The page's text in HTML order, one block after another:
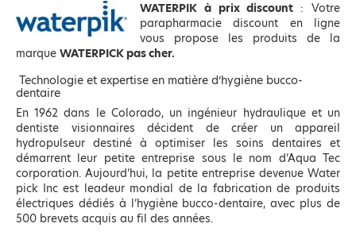
WATERPIK à prix discount : Votre
parapharmacie discount en ligne
vous propose les produits de la
marque WATERPICK pas cher.
Technologie et expertise en matière d’hygiène bucco-
dentaire
En 1962 dans le Colorado, un ingénieur hydraulique et un
dentiste visionnaires décident de créer un appareil
hydropulseur destiné à optimiser les soins dentaires et
démarrent leur petite entreprise sous le nom d’Aqua Tec
corporation. Aujourd’hui, la petite entreprise devenue Water
pick Inc est leadeur mondial de la fabrication de produits
électriques dédiés à l’hygiène bucco-dentaire, avec plus de
500 brevets acquis au fil des années.